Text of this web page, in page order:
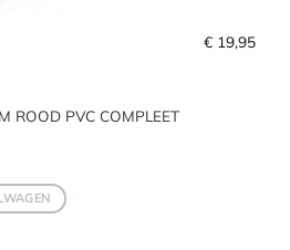
ROOD PVC COMPLEET
€ 19,95